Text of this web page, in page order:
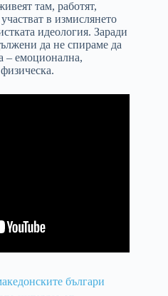
там, работят,
в измислянето
идеология. Заради
да не спираме да
– емоционална,
българи